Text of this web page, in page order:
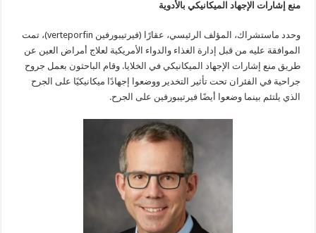
منع إشارات الإجهاد الميكانيكي بالأدوية
وحدد ماستشراك، المؤلف الرئيسي، عقارًا (فيرتيبورفين verteporfin)، تمت
الموافقة عليه من قبل إدارة الغذاء والدواء الأمريكية لعلاج أمراض العين عن
طريق منع إشارات الإجهاد الميكانيكي في الخلايا. وقام الباحثون بعمل جروح
جراحية في الفئران تحت تأثير التخدير ووضعوا إجهادًا ميكانيكيًا على الجرح
الذي يلتئم بينما وضعوا أيضًا فيرتيبورفين على الجرح.